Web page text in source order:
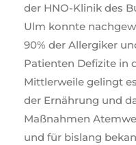
der HNO-Klinik des
Ulm konnte
90% der Allergiker
Patienten Defizite in
Mittlerweile gelingt
der Ernährung und
Maßnahmen
und für bislang